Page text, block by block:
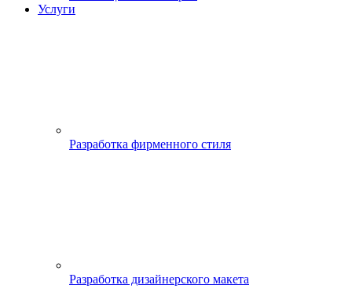
Услуги
Разработка фирменного стиля
Разработка дизайнерского макета